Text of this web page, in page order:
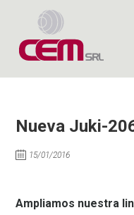
Nueva Juki-
15/01/2016
Ampliamos nuestra
Si desea asistir,